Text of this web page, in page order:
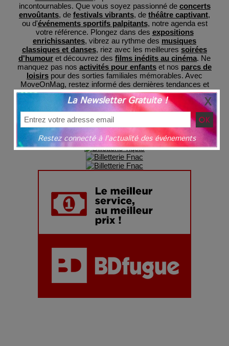
incontournables. Que vous soyez passionné de concerts
envoûtants, de festivals vibrants, de théâtre captivant,
ou d'événements sportifs palpitants, notre agenda est
votre référence. Plongez dans des expositions
enrichissantes, vibrez au rythme des musiques
classiques et danses, riez avec les meilleures soirées
d'humour et découvrez des films inédits au cinéma. Ne
manquez pas nos activités pour enfants et nos parcs de
loisirs pour des sorties familiales mémorables. Avec
MoveOnMag, restez informé des dernières tendances et
préparez-vous à des expériences inoubliables, le tout
regroupé en un lieu central pour votre commodité et avec
une billeterie sécuriséegrâce à nos partenaires.
La Newsletter Gratuite !
Restez connecté à l'actualité des événements